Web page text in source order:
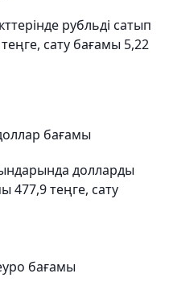
рубльді сатып
сату бағамы 5,22
бағамы
долларды
477,9 теңге, сату
бағамы